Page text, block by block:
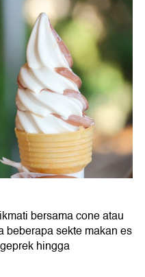
bersama cone atau
beberapa sekte makan es
hingga